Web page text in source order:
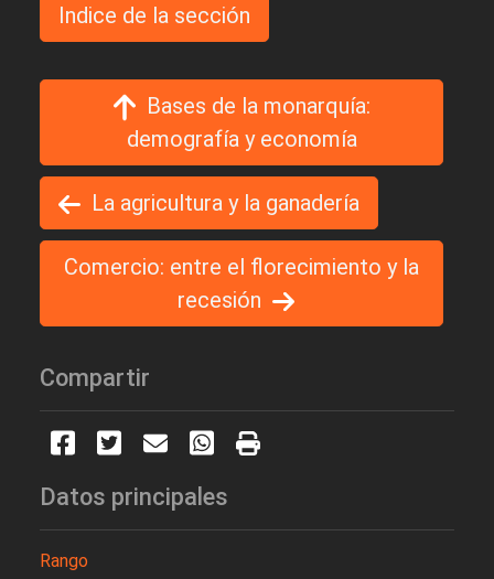
Indice de la sección
Bases de la monarquía:
demografía y economía
La agricultura y la ganadería
Comercio: entre el florecimiento y la
recesión
Compartir
Datos principales
Rango